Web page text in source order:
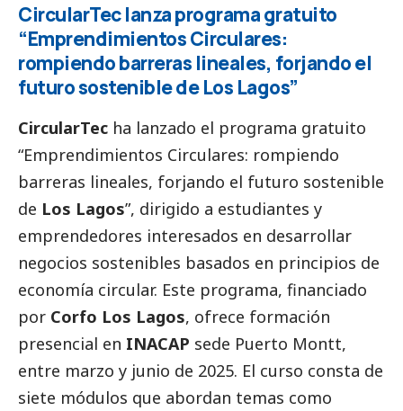
CircularTec lanza programa gratuito
“Emprendimientos Circulares:
rompiendo barreras lineales, forjando el
futuro sostenible de Los Lagos”
CircularTec ha lanzado el programa gratuito
“Emprendimientos Circulares: rompiendo
barreras lineales, forjando el futuro sostenible
de Los Lagos”, dirigido a estudiantes y
emprendedores interesados en desarrollar
negocios sostenibles basados en principios de
economía circular. Este programa, financiado
por Corfo Los Lagos, ofrece formación
presencial en INACAP sede Puerto Montt,
entre marzo y junio de 2025. El curso consta de
siete módulos que abordan temas como